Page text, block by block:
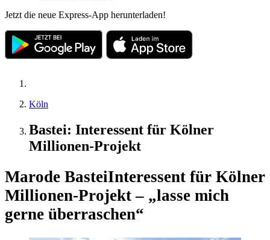
Jetzt die neue Express-App herunterladen!
Köln
Bastei: Interessent für Kölner
Millionen-Projekt
Marode BasteiInteressent für Kölner
Millionen-Projekt – „lasse mich
gerne überraschen“